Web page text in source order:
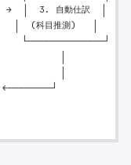
│  3. 自動仕訳  │
│  (科目推測)   │
└──────────────┘
│